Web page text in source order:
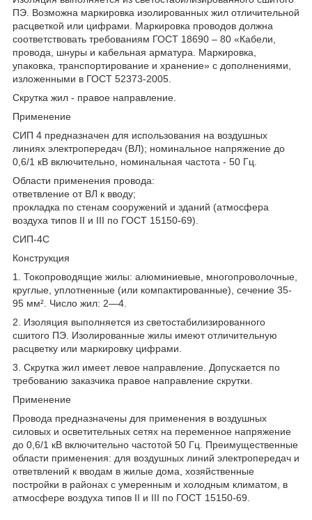
ПЭ. Возможна маркировка изолированных жил отличительной
расцветкой или цифрами. Маркировка проводов должна
соответствовать требованиям ГОСТ 18690 – 80 «Кабели,
провода, шнуры и кабельная арматура. Маркировка,
упаковка, транспортирование и хранение» с дополнениями,
изложенными в ГОСТ 52373-2005.
Скрутка жил - правое направление.
Применение
СИП 4 предназначен для использования на воздушных
линиях электропередач (ВЛ); номинальное напряжение до
0,6/1 кВ включительно, номинальная частота - 50 Гц.
Области применения провода:
ответвление от ВЛ к вводу;
прокладка по стенам сооружений и зданий (атмосфера
воздуха типов II и III по ГОСТ 15150-69).
СИП-4С
Конструкция
1. Токопроводящие жилы: алюминиевые, многопроволочные,
круглые, уплотненные (или компактированные), сечение 35-
95 мм². Число жил: 2—4.
2. Изоляция выполняется из светостабилизированного
сшитого ПЭ. Изолированные жилы имеют отличительную
расцветку или маркировку цифрами.
3. Скрутка жил имеет левое направление. Допускается по
требованию заказчика правое направление скрутки.
Применение
Провода предназначены для применения в воздушных
силовых и осветительных сетях на переменное напряжение
до 0,6/1 кВ включительно частотой 50 Гц. Преимущественные
области применения: для воздушных линий электропередач и
ответвлений к вводам в жилые дома, хозяйственные
постройки в районах с умеренным и холодным климатом, в
атмосфере воздуха типов II и III по ГОСТ 15150-69.